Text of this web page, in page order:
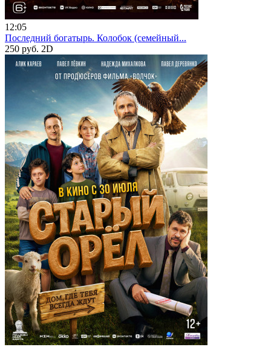
12:05
Последний богатырь. Колобок (семейный...
250 руб. 2D